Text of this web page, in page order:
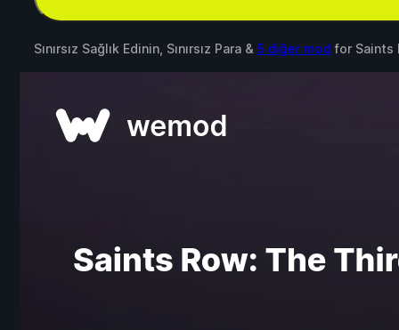
Sınırsız Sağlık Edinin, Sınırsız Para & 5 diğer mod for Saints